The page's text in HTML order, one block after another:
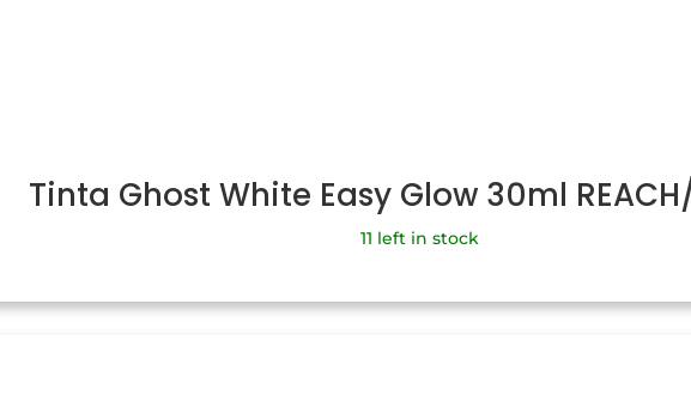
Tinta Ghost White Easy Glow 30ml
11 left in stock